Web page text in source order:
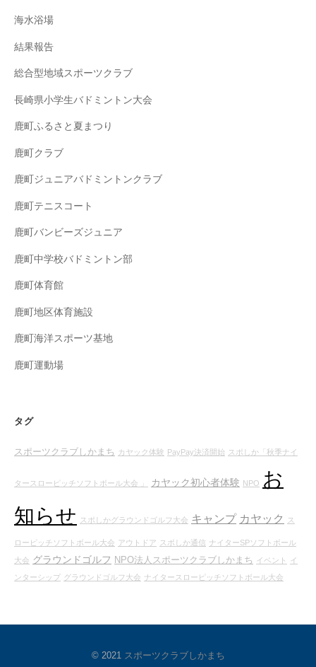
海水浴場
結果報告
総合型地域スポーツクラブ
長崎県小学生バドミントン大会
鹿町ふるさと夏まつり
鹿町クラブ
鹿町ジュニアバドミントンクラブ
鹿町テニスコート
鹿町バンビーズジュニア
鹿町中学校バドミントン部
鹿町体育館
鹿町地区体育施設
鹿町海洋スポーツ基地
鹿町運動場
タグ
スポーツクラブしかまち カヤック体験 PayPay決済開始 スポしか「秋季ナイ
タースローピッチソフトボール大会 」 カヤック初心者体験 NPO お
知らせ
スポしかグラウンドゴルフ大会 キャンプ カヤック ス
ローピッチソフトボール大会 アウトドア スポしか通信 ナイターSPソフトボール
大会 グラウンドゴルフ NPO法人スポーツクラブしかまち イベント
イ
ンターシップ
グラウンドゴルフ大会 ナイタースローピッチソフトボール大会
© 2021 スポーツクラブしかまち